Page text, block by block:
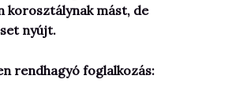
korosztálynak mást, de
nyújt.
rendhagyó foglalkozás: